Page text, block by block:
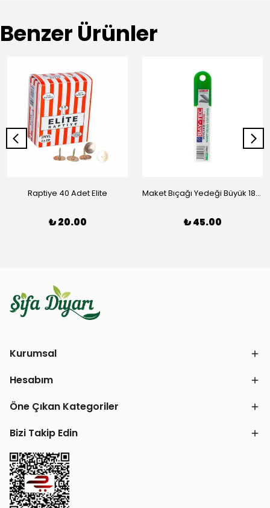
Benzer Ürünler
Raptiye 40 Adet Elite
₺ 20.00
Maket Bıçağı Yedeği Büyük 18mm (10 Adet)
₺ 45.00
Kurumsal
Hesabım
Öne Çıkan Kategoriler
Bizi Takip Edin